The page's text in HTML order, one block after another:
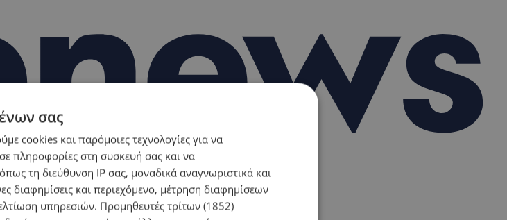
σας
cookies και παρόμοιες τεχνολογίες για να
πληροφορίες στη συσκευή σας και να
τη διεύθυνση IP σας, μοναδικά αναγνωριστικά και
διαφημίσεις και περιεχόμενο, μέτρηση διαφημίσεων
υπηρεσιών. Προμηθευτές τρίτων (1852)